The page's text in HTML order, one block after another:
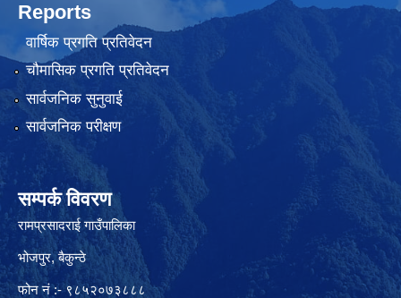
Reports
वार्षिक प्रगति प्रतिवेदन
चौमासिक प्रगति प्रतिवेदन
सार्वजनिक सुनुवाई
सार्वजनिक परीक्षण
सम्पर्क विवरण
रामप्रसादराई गाउँपालिका
भोजपुर, बैकुन्ठे
फोन नं :- ९८५२०७३८८८